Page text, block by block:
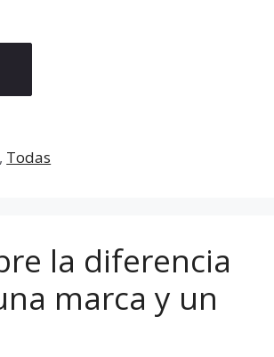
, Todas
la diferencia
marca y un